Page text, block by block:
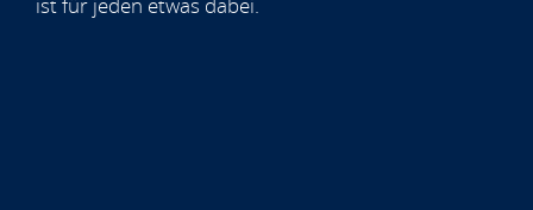
ist für jeden etwas dabei.